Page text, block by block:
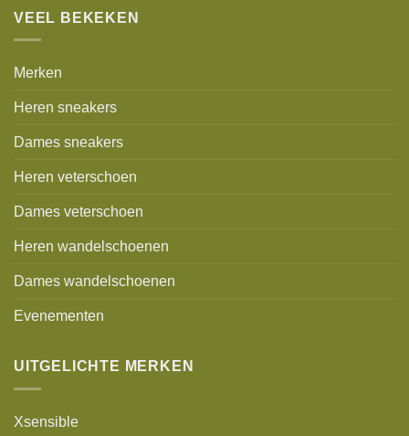
VEEL BEKEKEN
Merken
Heren sneakers
Dames sneakers
Heren veterschoen
Dames veterschoen
Heren wandelschoenen
Dames wandelschoenen
Evenementen
UITGELICHTE MERKEN
Xsensible